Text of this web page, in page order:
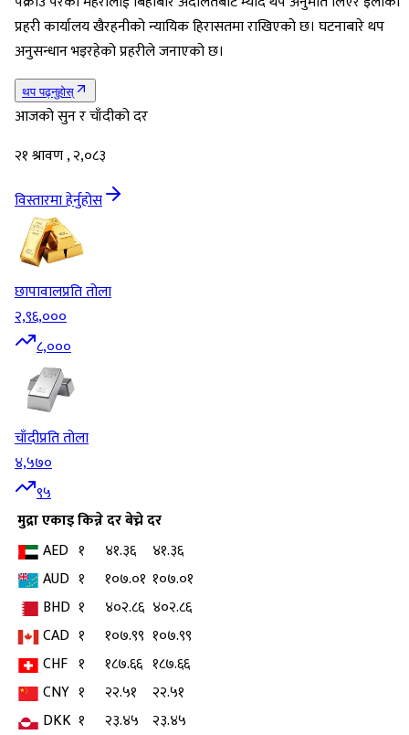
प्रहरी कार्यालय खैरहनीको न्यायिक हिरासतमा राखिएको छ। घटनाबारे थप
अनुसन्धान भइरहेको प्रहरीले जनाएको छ।
थप पढ्नुहोस्
आजको सुन र चाँदीको दर
२१ श्रावण , २,०८३
विस्तारमा हेर्नुहोस
छापावालप्रति तोला
२,९६,०००
८,०००
चाँदीप्रति तोला
४,५७०
९५
मुद्राएकाइकिन्ने दरबेच्ने दर
AED १ ४१.३६
४१.३६
AUD १ १०७.०१ १०७.०१
BHD १ ४०२.८६ ४०२.८६
CAD १ १०७.९९ १०७.९९
CHF १ १८७.६६ १८७.६६
CNY १ २२.५१
२२.५१
DKK १ २३.४५
२३.४५